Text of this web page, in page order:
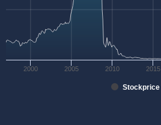
Stockprice
2000 2005 2010 2015